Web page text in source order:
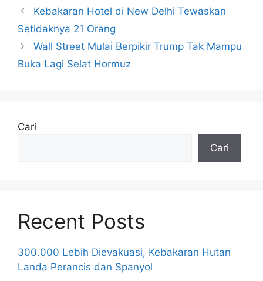
Kebakaran Hotel di New Delhi Tewaskan
Setidaknya 21 Orang
Wall Street Mulai Berpikir Trump Tak Mampu
Buka Lagi Selat Hormuz
Cari
Cari
Recent Posts
300.000 Lebih Dievakuasi, Kebakaran Hutan
Landa Perancis dan Spanyol